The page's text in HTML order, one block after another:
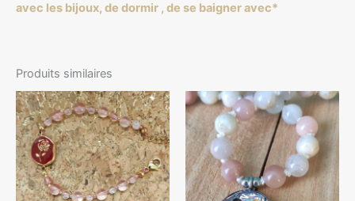
avec les bijoux, de dormir , de se baigner avec*
Produits similaires